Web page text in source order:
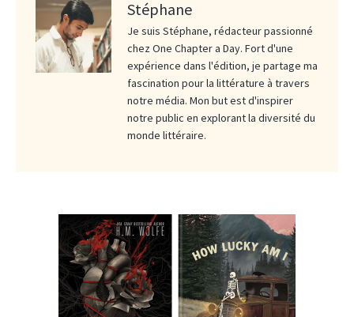
Stéphane
Je suis Stéphane, rédacteur passionné
chez One Chapter a Day. Fort d'une
expérience dans l'édition, je partage ma
fascination pour la littérature à travers
notre média. Mon but est d'inspirer
notre public en explorant la diversité du
monde littéraire.